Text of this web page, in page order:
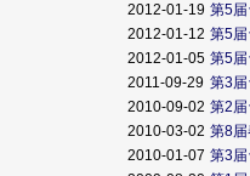
2012-01-19 第5
2012-01-12 第5
2012-01-05 第5
2011-09-29 第3
2010-09-02 第2
2010-03-02 第8
2010-01-07 第3